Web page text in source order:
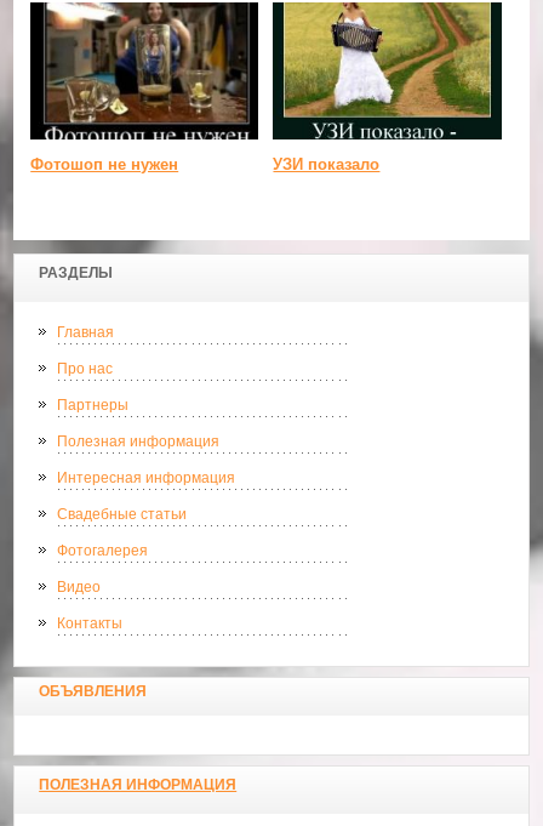
РАЗДЕЛЫ
Главная
Про нас
Партнеры
Полезная информация
Интересная информация
Свадебные статьи
Фотогалерея
Видео
Контакты
ОБЪЯВЛЕНИЯ
ПОЛЕЗНАЯ ИНФОРМАЦИЯ
Фотошоп не нужен УЗИ показало